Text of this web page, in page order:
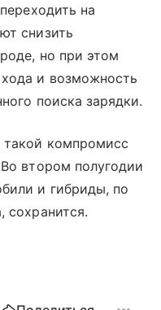
на
снизить
но при этом
и возможность
поиска зарядки.
компромисс
втором полугодии
и гибриды, по
сохранится.